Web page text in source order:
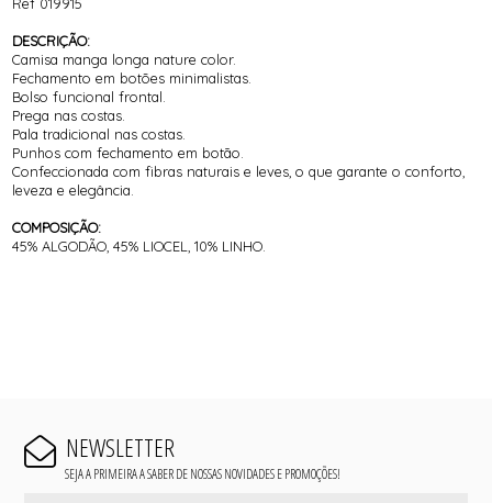
DESCRIÇÃO:
Camisa manga longa nature color.
Fechamento em botões minimalistas.
Bolso funcional frontal.
Prega nas costas.
Pala tradicional nas costas.
Punhos com fechamento em botão.
Confeccionada com fibras naturais e leves, o que garante o conforto,
leveza e elegância.
COMPOSIÇÃO:
45% ALGODÃO, 45% LIOCEL, 10% LINHO.
NEWSLETTER
SEJA A PRIMEIRA A SABER DE NOSSAS NOVIDADES E PROMOÇÕES!